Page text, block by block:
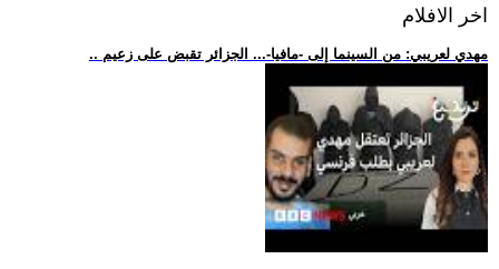
اخر الافلام
.. مهدي لعريبي: من السينما إلى -مافيا-... الجزائر تقبض على زعيم